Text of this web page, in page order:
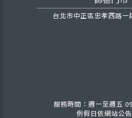
台北市中正區忠孝西路一
服務時間：週一至週五
例假日依網站公